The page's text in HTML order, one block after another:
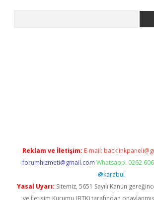
Reklam ve İletişim: E-mail:
forumhizmeti@gmail.com Whatsapp: 0262
@karabul
Yasal Uyarı: Sitemiz, 5651 Sayılı Kanun
ve İletişim Kurumu (BTK) tarafından onaylanmış